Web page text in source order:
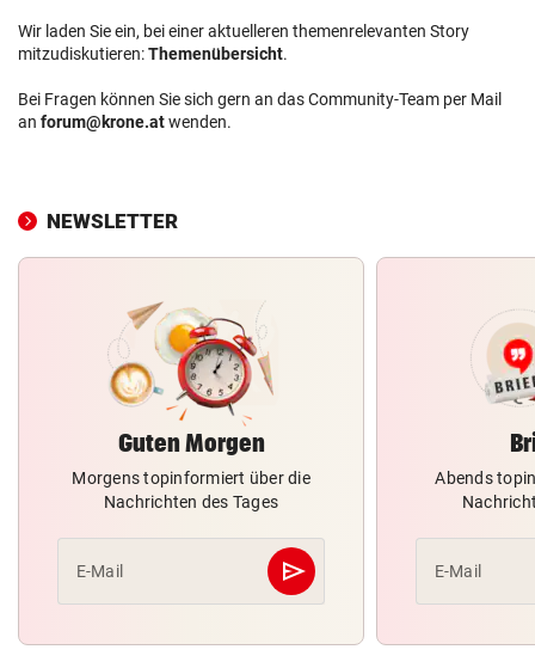
Wir laden Sie ein, bei einer aktuelleren themenrelevanten Story
mitzudiskutieren:Themenübersicht.
Bei Fragen können Sie sich gern an das Community-Team per Mail
an forum@krone.atwenden.
NEWSLETTER
Guten Morgen
Morgens topinformiert über die
Nachrichten des Tages
E-Mail send
Abschicken
Abends
E-Mail